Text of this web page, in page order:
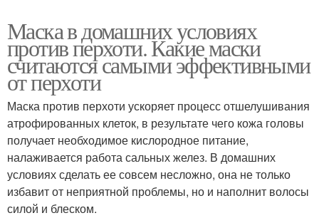
Маска в домашних условиях
против перхоти. Какие маски
считаются самыми эффективными
от перхоти
Маска против перхоти ускоряет процесс отшелушивания
атрофированных клеток, в результате чего кожа головы
получает необходимое кислородное питание,
налаживается работа сальных желез. В домашних
условиях сделать ее совсем несложно, она не только
избавит от неприятной проблемы, но и наполнит волосы
силой и блеском.